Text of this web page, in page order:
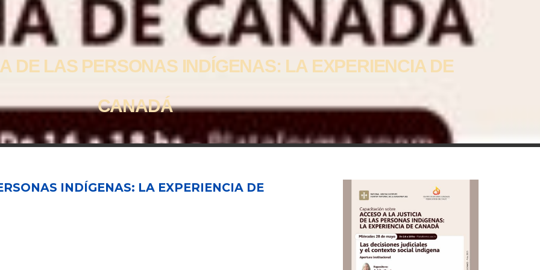
DE LAS PERSONAS INDÍGENAS: LA EXPERIENCIA DE
CANADÁ
INDÍGENAS: LA EXPERIENCIA DE